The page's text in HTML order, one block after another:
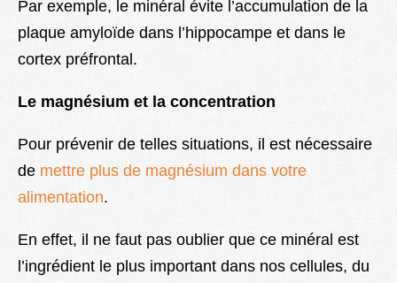
Par exemple, le minéral évite l’accumulation de la
plaque amyloïde dans l’hippocampe et dans le
cortex préfrontal.
Le magnésium et la concentration
Pour prévenir de telles situations, il est nécessaire
de mettre plus de magnésium dans votre
alimentation.
En effet, il ne faut pas oublier que ce minéral est
l’ingrédient le plus important dans nos cellules, du